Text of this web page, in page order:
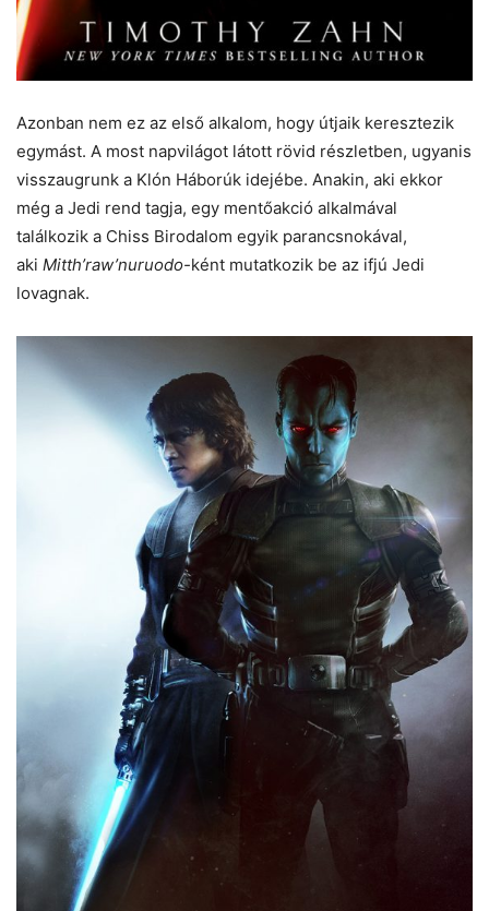
Azonban nem ez az első alkalom, hogy útjaik keresztezik
egymást. A most napvilágot látott rövid részletben, ugyanis
visszaugrunk a Klón Háborúk idejébe. Anakin, aki ekkor
még a Jedi rend tagja, egy mentőakció alkalmával
találkozik a Chiss Birodalom egyik parancsnokával,
aki Mitth’raw’nuruodo-ként mutatkozik be az ifjú Jedi
lovagnak.